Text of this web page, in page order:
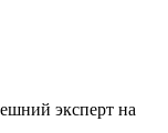
эксперт на